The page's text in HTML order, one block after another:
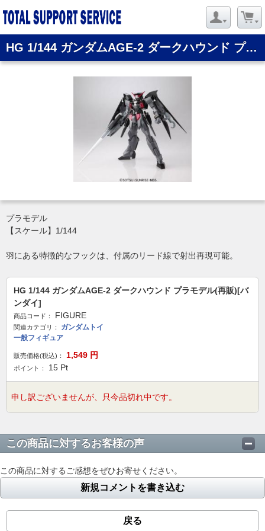
HG 1/144 ガンダムAGE-2 ダークハウンド プラモデル(再販)[バンダイ]
プラモデル
【スケール】1/144
羽にある特徴的なフックは、付属のリード線で射出再現可能。
HG 1/144 ガンダムAGE-2 ダークハウンド プラモデル(再販)[バ
ンダイ]
商品コード： FIGURE
関連カテゴリ：
ガンダムトイ
一般フィギュア
販売価格(税込)： 1,549 円
ポイント： 15 Pt
申し訳ございませんが、只今品切れ中です。
この商品に対するお客様の声
この商品に対するご感想をぜひお寄せください。
新規コメントを書き込む
戻る